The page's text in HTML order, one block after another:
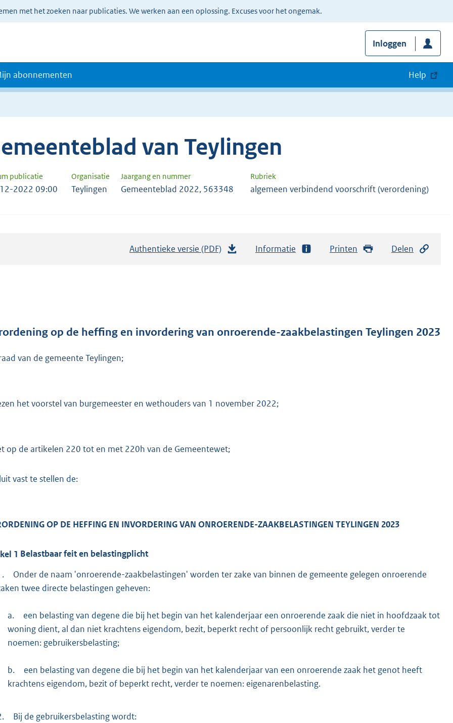
met het zoeken naar publicaties. We werken aan een oplossing. Excuses voor het ongemak.
Inloggen
abonnementen Help
van Teylingen
publicatie Organisatie Jaargang en nummer Rubriek
2022 09:00 Teylingen Gemeenteblad 2022, 563348 algemeen verbindend voorschrift (verordening)
Authentieke versie (PDF)
d
:
b
Informatie Printen Delen
op de heffing en invordering van onroerende-zaakbelastingen Teylingen 2023
van de gemeente Teylingen;
het voorstel van burgemeester en wethouders van 1 november 2022;
op de artikelen 220 tot en met 220h van de Gemeentewet;
vast te stellen de:
OP DE HEFFING EN INVORDERING VAN ONROERENDE-ZAAKBELASTINGEN TEYLINGEN 2023
1 Belastbaar feit en belastingplicht
Onder de naam 'onroerende-zaakbelastingen' worden ter zake van binnen de gemeente gelegen onroerende
twee directe belastingen geheven:
a.
een belasting van degene die bij het begin van het kalenderjaar een onroerende zaak die niet in hoofdzaak tot
woning dient, al dan niet krachtens eigendom, bezit, beperkt recht of persoonlijk recht gebruikt, verder te
noemen: gebruikersbelasting;
b.
een belasting van degene die bij het begin van het kalenderjaar van een onroerende zaak het genot heeft
krachtens eigendom, bezit of beperkt recht, verder te noemen: eigenarenbelasting.
Bij de gebruikersbelasting wordt: